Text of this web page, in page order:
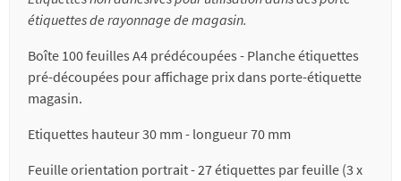
étiquettes de rayonnage de magasin.
Boîte 100 feuilles A4 prédécoupées - Planche étiquettes
pré-découpées pour affichage prix dans porte-étiquette
magasin.
Etiquettes hauteur 30 mm - longueur 70 mm
Feuille orientation portrait - 27 étiquettes par feuille (3 x